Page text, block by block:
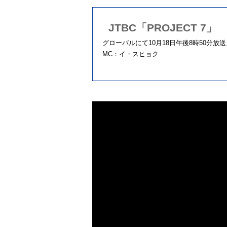
JTBC「PROJECT 7」
グローバルにて10月18日午後8時50分放送
MC：イ・スヒョク